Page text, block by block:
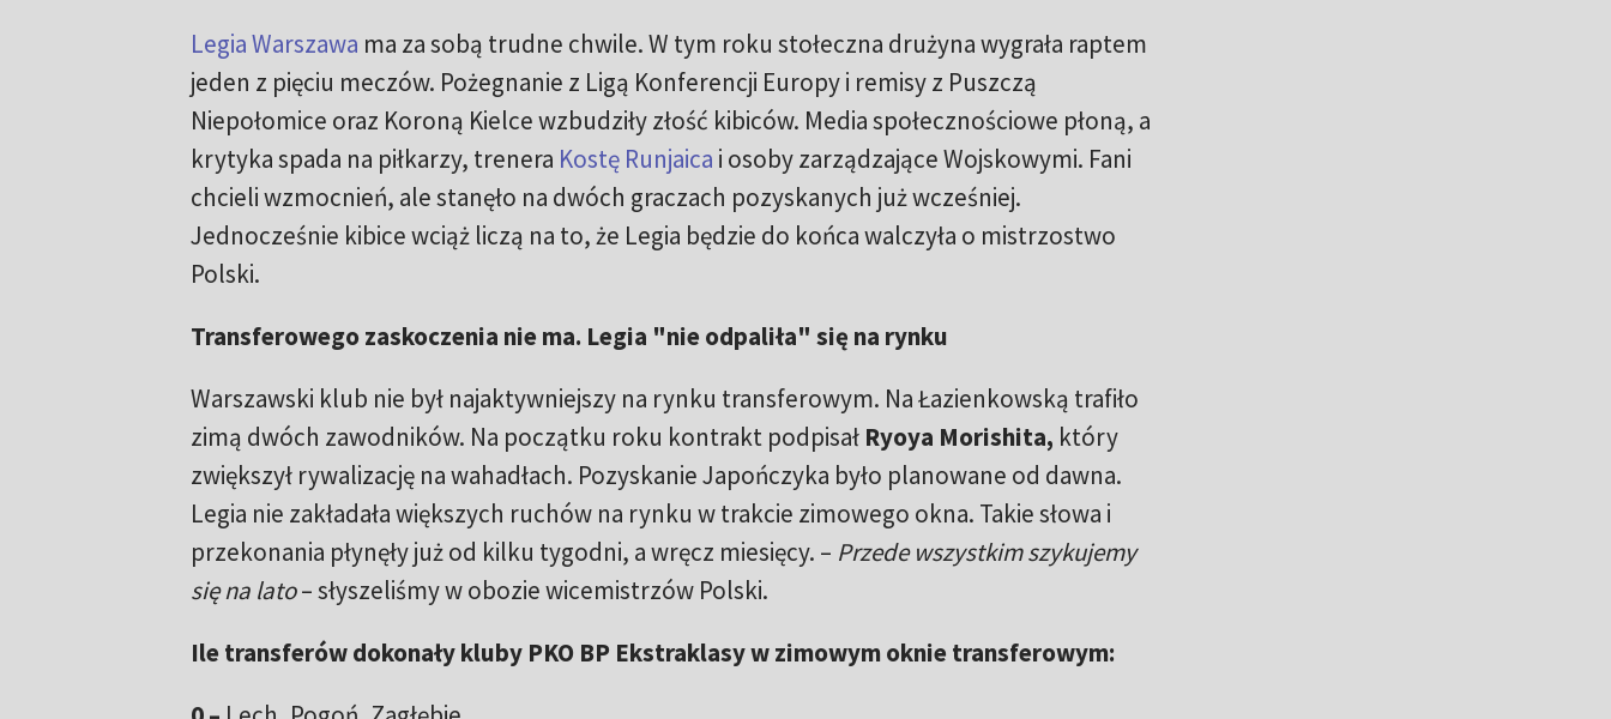
Legia Warszawa ma za sobą trudne chwile. W tym roku stołeczna drużyna wygrała raptem
jeden z pięciu meczów. Pożegnanie z Ligą Konferencji Europy i remisy z Puszczą
Niepołomice oraz Koroną Kielce wzbudziły złość kibiców. Media społecznościowe płoną, a
krytyka spada na piłkarzy, trenera Kostę Runjaica i osoby zarządzające Wojskowymi. Fani
chcieli wzmocnień, ale stanęło na dwóch graczach pozyskanych już wcześniej.
Jednocześnie kibice wciąż liczą na to, że Legia będzie do końca walczyła o mistrzostwo
Polski.
Transferowego zaskoczenia nie ma. Legia "nie odpaliła" się na rynku
Warszawski klub nie był najaktywniejszy na rynku transferowym. Na Łazienkowską trafiło
zimą dwóch zawodników. Na początku roku kontrakt podpisał Ryoya Morishita, który
zwiększył rywalizację na wahadłach. Pozyskanie Japończyka było planowane od dawna.
Legia nie zakładała większych ruchów na rynku w trakcie zimowego okna. Takie słowa i
przekonania płynęły już od kilku tygodni, a wręcz miesięcy. – Przede wszystkim szykujemy
się na lato– słyszeliśmy w obozie wicemistrzów Polski.
Ile transferów dokonały kluby PKO BP Ekstraklasy w zimowym oknie transferowym: